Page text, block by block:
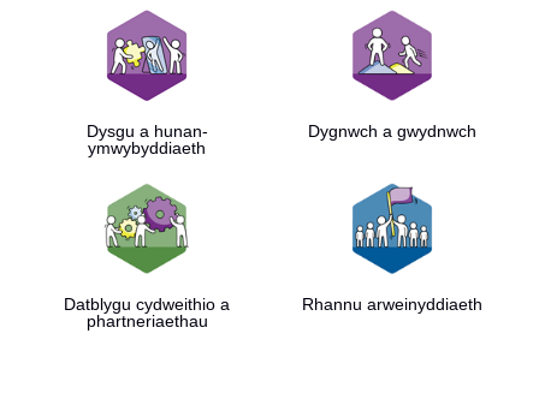
Dysgu a hunan-
ymwybyddiaeth
Dygnwch a gwydnwch
Datblygu cydweithio a
phartneriaethau
Rhannu arweinyddiaeth